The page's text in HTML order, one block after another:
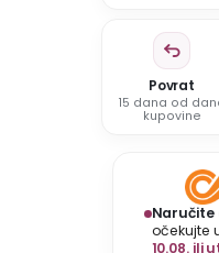
Povrat
15 dana od
kupovine
Naručite
očekujte
10.08. ili